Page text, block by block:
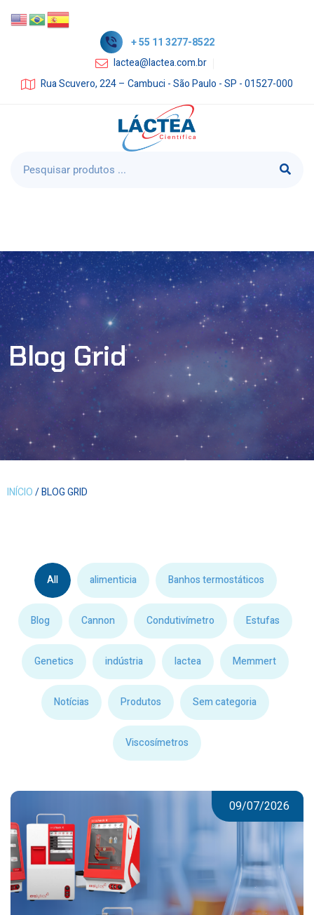
+ 55 11 3277-8522
lactea@lactea.com.br
Rua Scuvero, 224 – Cambuci - São Paulo - SP - 01527-000
Blog Grid
INÍCIO/ BLOG GRID
All alimenticia Banhos termostáticos
Blog Cannon Condutivímetro Estufas
Genetics indústria lactea Memmert
Notícias Produtos Sem categoria
Viscosímetros
09/07/2026